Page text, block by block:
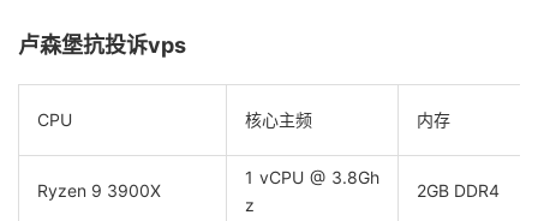
卢森堡抗投诉vps
CPU 核心主频 内存
Ryzen 9 3900X
1 vCPU @ 3.8Gh
z
2GB DDR4